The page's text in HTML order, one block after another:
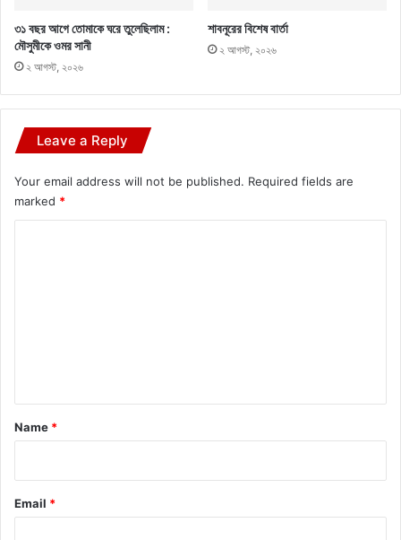
৩১ বছর আগে তোমাকে ঘরে তুলেছিলাম :
মৌসুমীকে ওমর সানী
২ আগস্ট, ২০২৬
শাবনূরের বিশেষ বার্তা
২ আগস্ট, ২০২৬
Leave a Reply
Your email address will not be published. Required fields are
marked *
*
Name *
Email *